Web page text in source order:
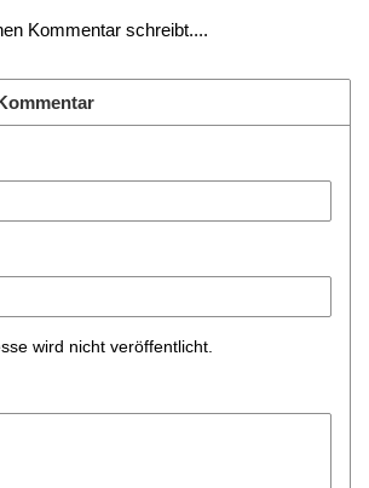
Kommentar schreibt....
wird nicht veröffentlicht.